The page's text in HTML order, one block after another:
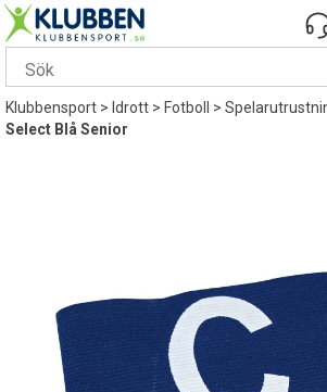
Klubbensport> Idrott>Fotboll >
Select Blå Senior